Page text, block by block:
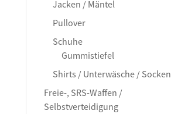
Jacken / Mäntel
Pullover
Schuhe
Gummistiefel
Shirts / Unterwäsche / Socken
Freie-, SRS-Waffen /
Selbstverteidigung